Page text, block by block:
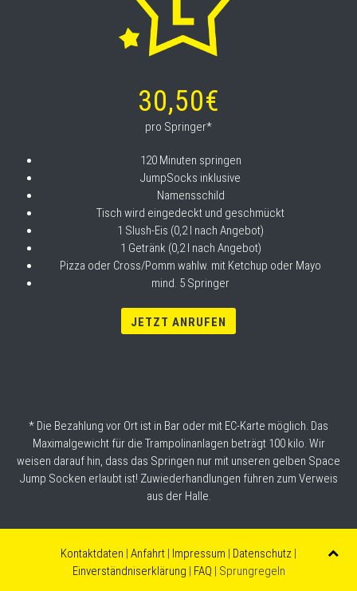
30,50€
pro Springer*
120 Minuten springen
JumpSocks inklusive
Namensschild
Tisch wird eingedeckt und geschmückt
1 Slush-Eis (0,2 l nach Angebot)
1 Getränk (0,2 l nach Angebot)
Pizza oder Cross/Pomm wahlw. mit Ketchup oder Mayo
mind. 5 Springer
JETZT ANRUFEN
* Die Bezahlung vor Ort ist in Bar oder mit EC-Karte möglich. Das
Maximalgewicht für die Trampolinanlagen beträgt 100 kilo. Wir
weisen darauf hin, dass das Springen nur mit unseren gelben Space
Jump Socken erlaubt ist! Zuwiederhandlungen führen zum Verweis
aus der Halle.
Kontaktdaten | Anfahrt | Impressum | Datenschutz |
Einverständniserklärung | FAQ | Sprungregeln